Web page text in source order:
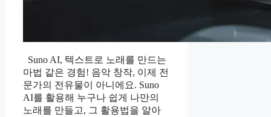
Suno AI, 텍스트로 노래를 만드는
마법 같은 경험! 음악 창작, 이제 전
문가의 전유물이 아니에요. Suno
AI를 활용해 누구나 쉽게 나만의
노래를 만들고, 그 활용법을 알아